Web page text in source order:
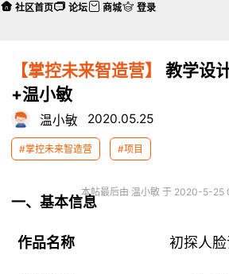
【掌控未来智造营】
教学设
+温小敏
温小敏 2020.05.25
#掌控未来智造营 #项目
本帖最后由 温小敏 于 2020-5-25
一、基本信息
作品名称 初探人脸
社区首页 论坛 商城 登录